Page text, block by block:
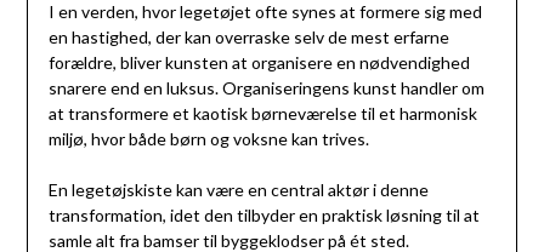
I en verden, hvor legetøjet ofte synes at formere sig med
en hastighed, der kan overraske selv de mest erfarne
forældre, bliver kunsten at organisere en nødvendighed
snarere end en luksus. Organiseringens kunst handler om
at transformere et kaotisk børneværelse til et harmonisk
miljø, hvor både børn og voksne kan trives.
En legetøjskiste kan være en central aktør i denne
transformation, idet den tilbyder en praktisk løsning til at
samle alt fra bamser til byggeklodser på ét sted.